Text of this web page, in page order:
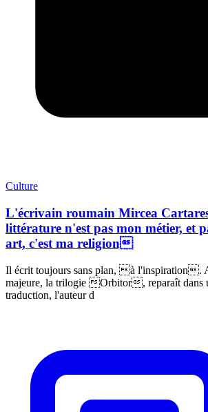
Culture
L'écrivain roumain Mircea
littérature n'est pas mon métier, et
art, c'est ma religion
Il écrit toujours sans plan, à l'inspiration.
majeure, la trilogie Orbitor, reparaît dans
traduction, l'auteur d